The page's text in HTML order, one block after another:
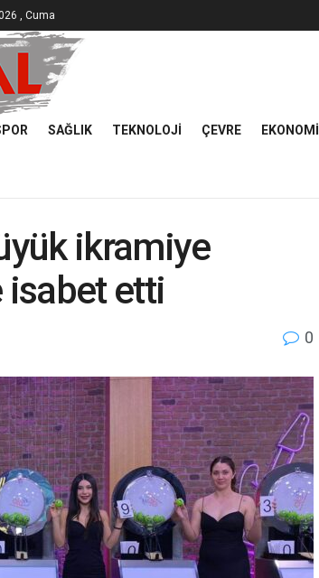
, Cuma
SAĞLIK TEKNOLOJI ÇEVRE EKONOMI
ikramiye
isabet etti
0